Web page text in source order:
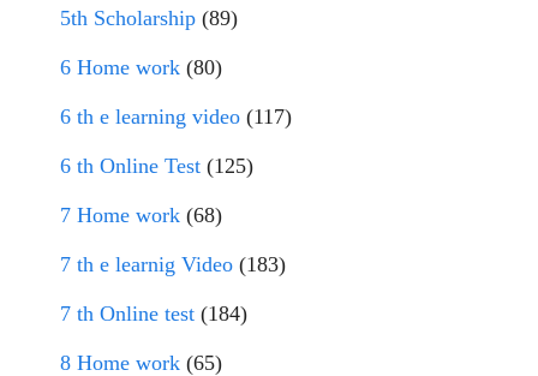
5th Scholarship (89)
6 Home work (80)
6 th e learning video (117)
6 th Online Test (125)
7 Home work (68)
7 th e learnig Video (183)
7 th Online test (184)
8 Home work (65)